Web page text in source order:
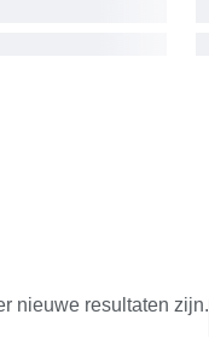
nieuwe resultaten zijn.